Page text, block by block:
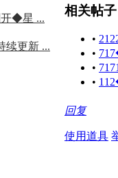
◆星 ...
更新 ...
相关帖子
•
•
•
•
回复
使用道具